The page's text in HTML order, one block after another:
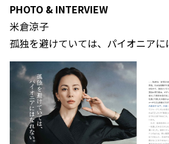
PHOTO & INTERVIEW
米倉涼子
孤独を避けていては、パイオニアに